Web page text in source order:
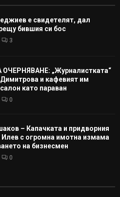
е свидетелят, дал
бившия си бос
3
„Журналистката“
и кафевият им
като параван
0
– Капачката и придворния
с огромна имотна измама
на бизнесмен
0